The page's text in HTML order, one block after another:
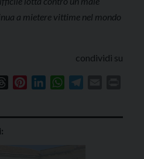
a mietere vittime nel mondo
condividi su
ThreadsPinterestLinkedInWhatsApp